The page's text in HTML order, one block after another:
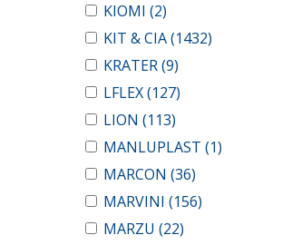
KIOMI (2)
KIT & CIA(1432)
KRATER(9)
LFLEX(127)
LION (113)
MANLUPLAST (1)
MARCON (36)
MARVINI (156)
MARZU (22)